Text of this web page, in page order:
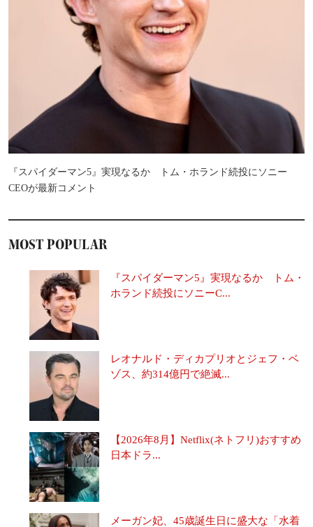
『スパイダーマン5』実現なるか トム・ホランド続投にソニー
CEOが最新コメント
MOST POPULAR
『スパイダーマン5』実現なるか トム・
ホランド続投にソニーC...
レオナルド・ディカプリオとジェフ・ベ
ゾス、約314億円で絶滅...
【2026年8月】Netflix(ネトフリ)おすすめ
日本ドラ...
メーガン妃、45歳誕生日に盛大な「水着